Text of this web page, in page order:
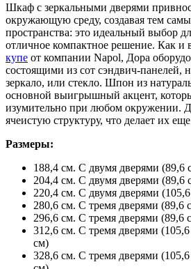
Шкаф с зеркальными дверями
окружающую среду, создавая тем
пространства: это идеальный выбор
отличное компактное решение. Как и
купе от компании Napol, Дора
состоящими из сот сэндвич-панелей,
зеркало, или стекло. Шпон из
основной выигрышный акцент,
изумительно при любом окружении.
ячеистую структуру, что делает их
Размеры:
188,4 см. С двумя дверями (89,6
204,4 см. С двумя дверями (89,6
220,4 см. С двумя дверями
280,6 см. С тремя дверями (89,6
296,6 см. С тремя дверями (89,6
312,6 см. С тремя дверями
см)
328,6 см. С тремя дверями